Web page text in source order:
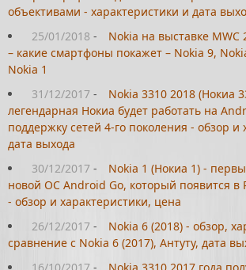
объективами - характеристики и дата
25/01/2018 -
Nokia на выставке MWC
– какие смартфоны покажет – Nokia 9,
Nokia 1
31/12/2017 -
Nokia 3310 2018 (Нокиа
легендарная Нокиа будет работать на
поддержку сетей 4-го поколения - обзор и
дата выхода
30/12/2017 -
Nokia 1 (Нокиа 1) -
новой ОС Android Go, который появится в
- обзор и характеристики, цена
26/12/2017 -
Nokia 6 (2018) - обзор,
сравнение с Nokia 6 (2017), Антуту, дата
16/10/2017 -
Nokia 3310 2017 года